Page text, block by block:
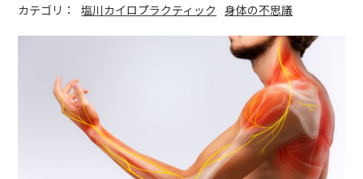
カテゴリ： 塩川カイロプラクティック 身体の不思議